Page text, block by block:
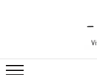
LENJERII DE PAT